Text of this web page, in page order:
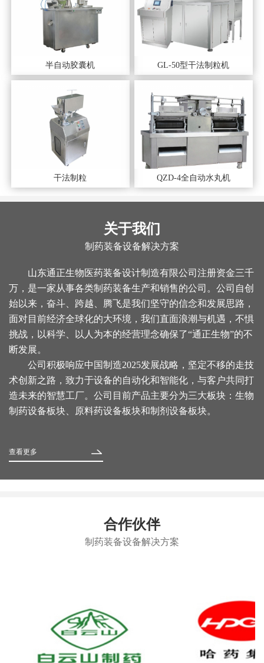
半自动胶囊机 GL-50型干法制粒机
干法制粒 QZD-4全自动水丸机
关于我们
制药装备设备解决方案
山东通正生物医药装备设计制造有限公司注册资金三千
万，是一家从事各类制药装备生产和销售的公司。公司自创
始以来，奋斗、跨越、腾飞是我们坚守的信念和发展思路，
面对目前经济全球化的大环境，我们直面浪潮与机遇，不惧
挑战，以科学、以人为本的经营理念确保了“通正生物”的不
断发展。
公司积极响应中国制造2025发展战略，坚定不移的走技
术创新之路，致力于设备的自动化和智能化，与客户共同打
造未来的智慧工厂。公司目前产品主要分为三大板块：生物
制药设备板块、原料药设备板块和制剂设备板块。
查看更多
合作伙伴
制药装备设备解决方案